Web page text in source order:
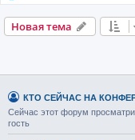
Новая тема
КТО СЕЙЧАС НА
Сейчас этот форум
гость